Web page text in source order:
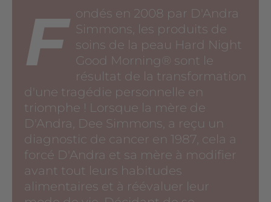
F
ondés en 2008 par D'Andra
Simmons, les produits de
soins de la peau Hard Night
Good Morning®️ sont le
résultat de la transformation
d'une tragédie personnelle en
triomphe ! Lorsque la mère de
D'Andra, Dee Simmons, a reçu un
diagnostic de cancer en 1987, cela a
forcé D'Andra et sa mère à modifier
avant tout leurs habitudes
alimentaires et à réévaluer leur